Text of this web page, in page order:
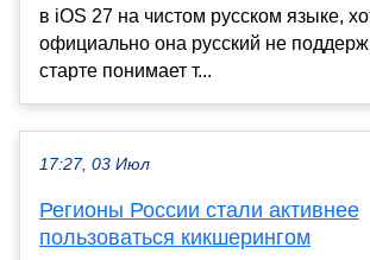
в iOS 27 на чистом русском языке,
официально она русский не
старте понимает т...
17:27, 03 Июл
Регионы России стали активнее
пользоваться кикшерингом